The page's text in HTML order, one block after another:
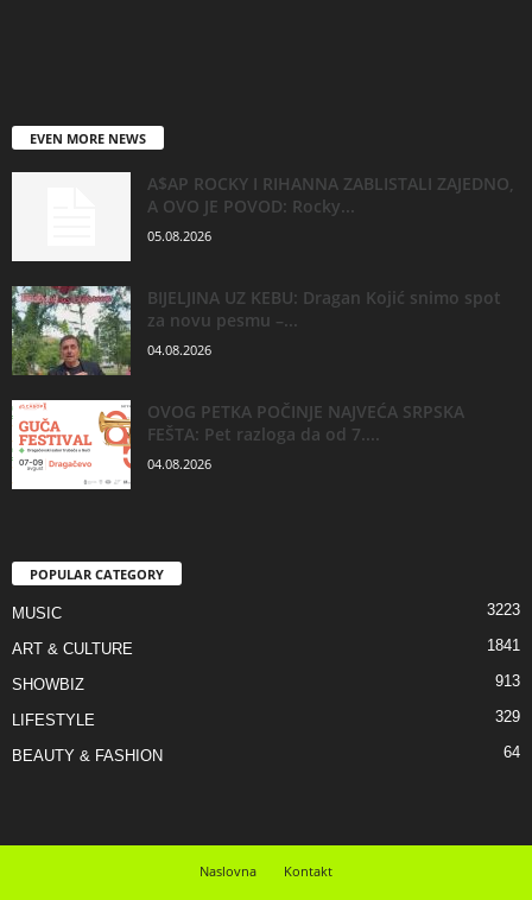
EVEN MORE NEWS
A$AP ROCKY I RIHANNA ZABLISTALI ZAJEDNO,
A OVO JE POVOD: Rocky...
05.08.2026
BIJELJINA UZ KEBU: Dragan Kojić snimo spot
za novu pesmu –...
04.08.2026
OVOG PETKA POČINJE NAJVEĆA SRPSKA
FEŠTA: Pet razloga da od 7....
04.08.2026
POPULAR CATEGORY
MUSIC 3223
ART & CULTURE 1841
SHOWBIZ 913
LIFESTYLE 329
BEAUTY & FASHION 64
Naslovna
Kontakt